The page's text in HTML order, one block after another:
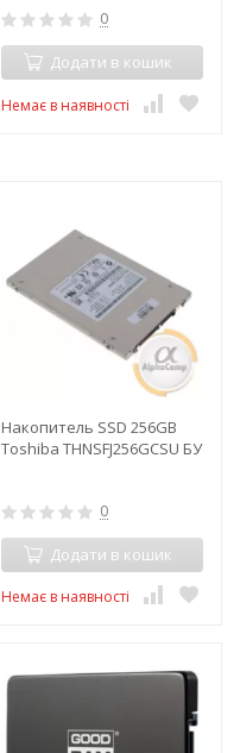
0
Додати в кошик
Немає в наявності
Накопитель SSD 256GB
Toshiba THNSFJ256GCSU БУ
0
Додати в кошик
Немає в наявності